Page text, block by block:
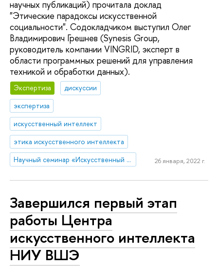
научных публикаций) прочитала доклад
"Этические парадоксы искусственной
социальности". Содокладчиком выступил Олег
Владимирович Грешнев (Synesis Group,
руководитель компании VINGRID, эксперт в
области программных решений для управления
техникой и обработки данных).
Экспертиза
дискуссии
экспертиза
искусственный интеллект
этика искусственного интеллекта
Научный семинар «Искусственный интеллект в мире людей: гуманистические, этические и правовые аспекты развития цифровых технологий»
26 января, 2022 г.
Завершился первый этап
работы Центра
искусственного интеллекта
НИУ ВШЭ